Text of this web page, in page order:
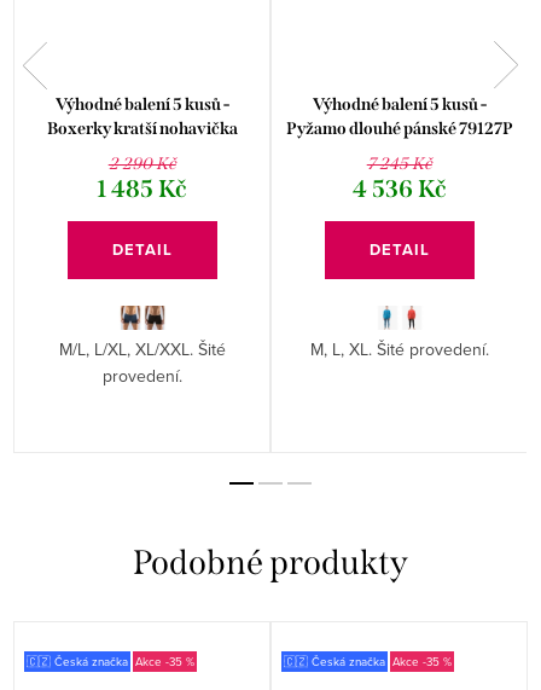
Výhodné balení 5 kusů -
Boxerky kratší nohavička
73068P
2 290 Kč
1 485 Kč
DETAIL
M/L, L/XL, XL/XXL. Šité
provedení.
Výhodné balení 5 kusů -
Pyžamo dlouhé pánské 79127P
7 245 Kč
4 536 Kč
DETAIL
M, L, XL. Šité provedení.
🇨🇿 Česká značka -35 % 🇨🇿 Česká značka -35 %